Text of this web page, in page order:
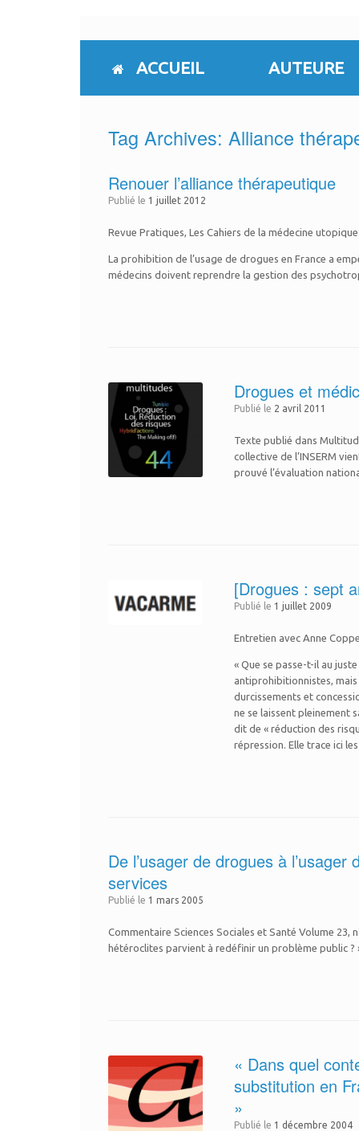
to
ACCUEIL AUTEURE
Tag Archives: Alliance
Renouer l’alliance thérapeutique
Publié le 1 juillet 2012
Revue Pratiques, Les Cahiers de la médecine
La prohibition de l’usage de drogues en France a
médecins doivent reprendre la gestion des
Drogues et
Publié le 2 avril 2011
Texte publié dans
collective de l’INSERM
prouvé l’évaluation
[Drogues : sept
Publié le 1 juillet 2009
Entretien avec Anne
« Que se passe-t-il au
antiprohibitionnistes,
durcissements et
ne se laissent pleinement
dit de « réduction des
répression. Elle trace ici
De l’usager de drogues à
services
Publié le 1 mars 2005
Commentaire Sciences Sociales et Santé Volume
hétéroclites parvient à redéfinir un problème public
« Dans quel
substitution en
»
Publié le 1 décembre 2004